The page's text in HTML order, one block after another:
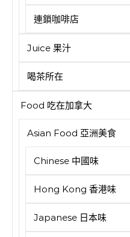
連鎖咖啡店
Juice 果汁
喝茶所在
Food 吃在加拿大
Asian Food 亞洲美食
Chinese 中國味
Hong Kong 香港味
Japanese 日本味